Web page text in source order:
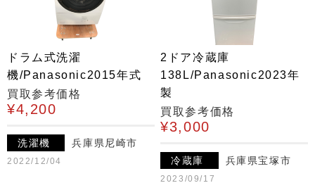
ドラム式洗濯
機/Panasonic2015年式
買取参考価格
¥4,200
洗濯機 兵庫県尼崎市
2022/12/04
2ドア冷蔵庫
138L/Panasonic2023年
製
買取参考価格
¥3,000
冷蔵庫 兵庫県宝塚市
2023/09/17